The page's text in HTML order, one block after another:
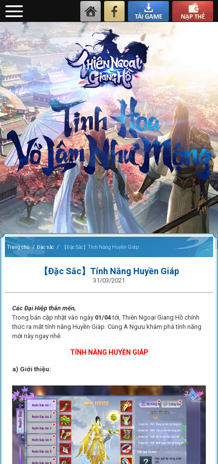
Trang chủ Đặc sắc 【Đặc Sắc】Tính Năng Huyền Giáp
【Đặc Sắc】Tính Năng Huyền Giáp
31/03/2021
Các Đại Hiệp thân mến,
Trong bản cập nhật vào ngày 01/04tới, Thiên Ngoại Giang Hồ chính
thức ra mắt tính năng Huyền Giáp. Cùng A Ngưu khám phá tính năng
mới này ngay nhé.
TÍNH NĂNG HUYỀN GIÁP
a) Giới thiệu: